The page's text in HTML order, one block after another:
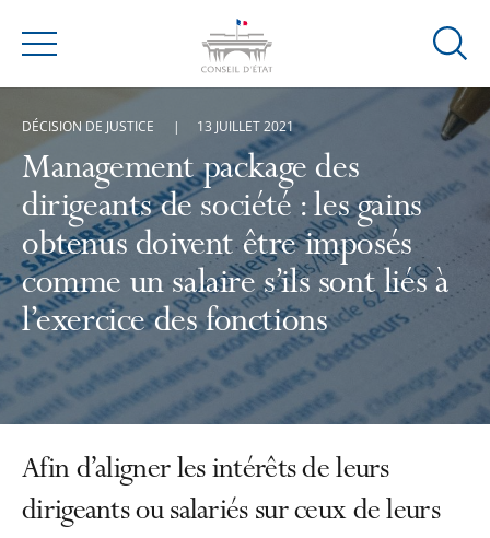
Menu
Ouvrir
de
Management package des
dirigeants de société : les gains
obtenus doivent être imposés
comme un salaire s’ils sont liés à
l’exercice des fonctions
DÉCISION DE JUSTICE 13 JUILLET 2021
Afin d’aligner les intérêts de leurs
dirigeants ou salariés sur ceux de leurs